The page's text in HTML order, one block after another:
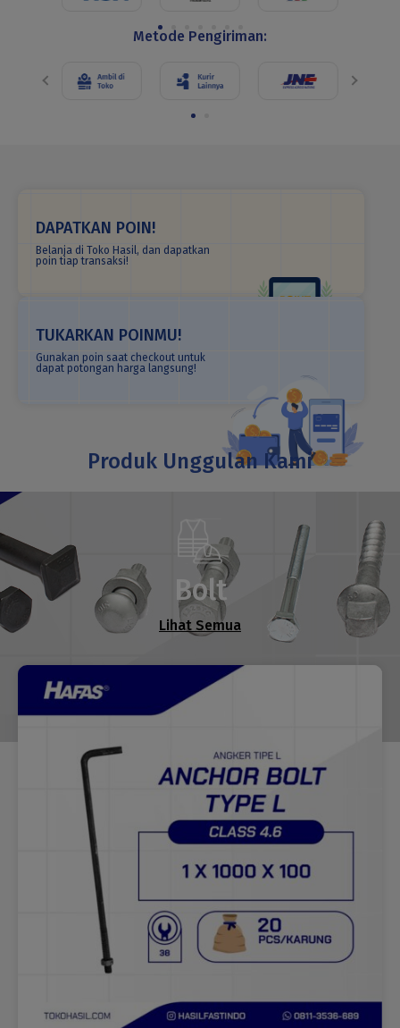
Metode Pengiriman:
DAPATKAN POIN!
Belanja di Toko Hasil, dan dapatkan
poin tiap transaksi!
TUKARKAN POINMU!
Gunakan poin saat checkout untuk
dapat potongan harga langsung!
Produk Unggulan Kami
Bolt
Lihat Semua